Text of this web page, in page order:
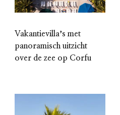
Vakantievillaʼs met
panoramisch uitzicht
over de zee op Corfu